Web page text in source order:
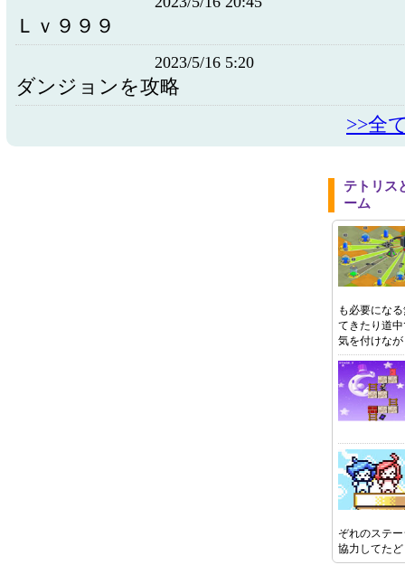
Ｌｖ９９９
2023/5/16 5:20
ダンジョンを攻略
>>全
テトリス
ーム
も必要にな
てきたり道
気を付けな
ぞれのステ
協力してた